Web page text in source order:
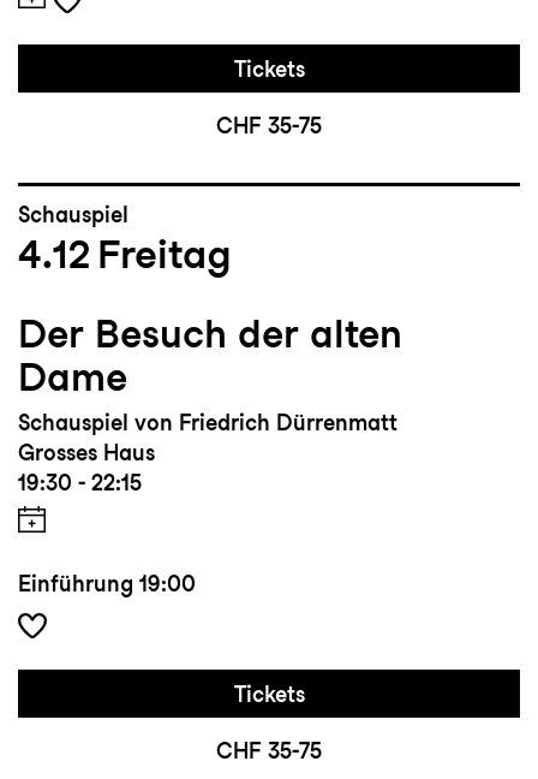
Tickets
CHF 35-75
Schauspiel
4.12 Freitag
Der Besuch der alten
Dame
Schauspiel von Friedrich Dürrenmatt
Grosses Haus
19:30 - 22:15
Einführung 19:00
Tickets
CHF 35-75